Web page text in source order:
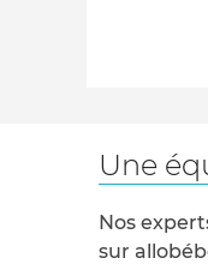
Une
Nos
sur